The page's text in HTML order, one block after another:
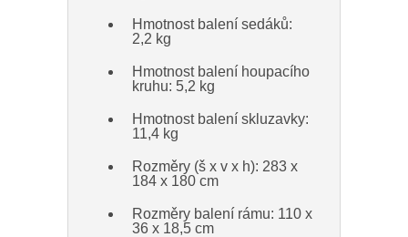
Hmotnost balení sedáků:
2,2 kg
Hmotnost balení houpacího
kruhu: 5,2 kg
Hmotnost balení skluzavky:
11,4 kg
Rozměry (š x v x h): 283 x
184 x 180 cm
Rozměry balení rámu: 110 x
36 x 18,5 cm